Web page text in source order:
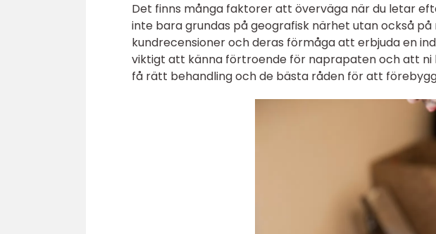
Det finns många faktorer att överväga när du letar
inte bara grundas på geografisk närhet utan också
kundrecensioner och deras förmåga att erbjuda en
viktigt att känna förtroende för naprapaten och att ni
få rätt behandling och de bästa råden för att